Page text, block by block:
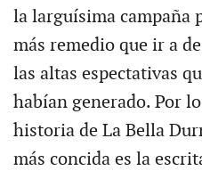
la larguísima campaña
más remedio que ir a
las altas espectativas
habían generado. Por
historia de La Bella
más concida es la